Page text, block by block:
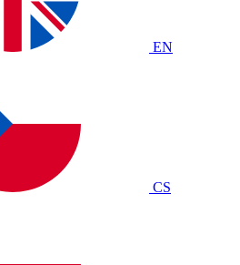
EN
CS